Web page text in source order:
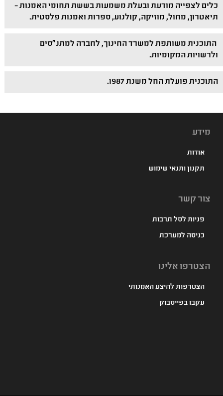
כלים לצפייה מודעת ובעלת משמעות בששת תחומי האמנות –
תיאטרון, מחול, מוזיקה, קולנוע, ספרות ואמנות פלסטית.
התוכנית משותפת למשרד החינוך, לחברה למתנ"סים
ולרשויות המקומיות.
התוכנית פועלת החל משנת 1987.
מידע
אודות
תקנון ותנאי שימוש
צור קשר
פניות לסל תרבות
כניסה למערכת
הצטרפו אלינו
הצטרפות להיצע האמנותי
עקבו בפייסבוק